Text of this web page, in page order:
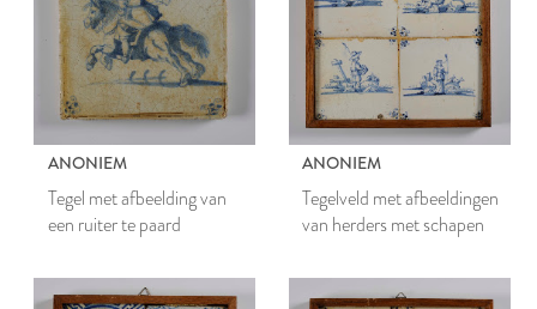
ANONIEM
Tegel met afbeelding van
een ruiter te paard
ANONIEM
Tegelveld met afbeeldingen
van herders met schapen